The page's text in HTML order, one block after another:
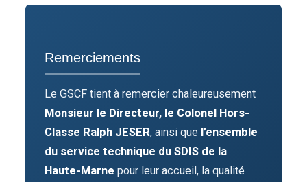
Remerciements
Le GSCF tient à remercier chaleureusement
Monsieur le Directeur, le Colonel Hors-
Classe Ralph JESER, ainsi que l’ensemble
du service technique du SDIS de la
Haute-Marne pour leur accueil, la qualité